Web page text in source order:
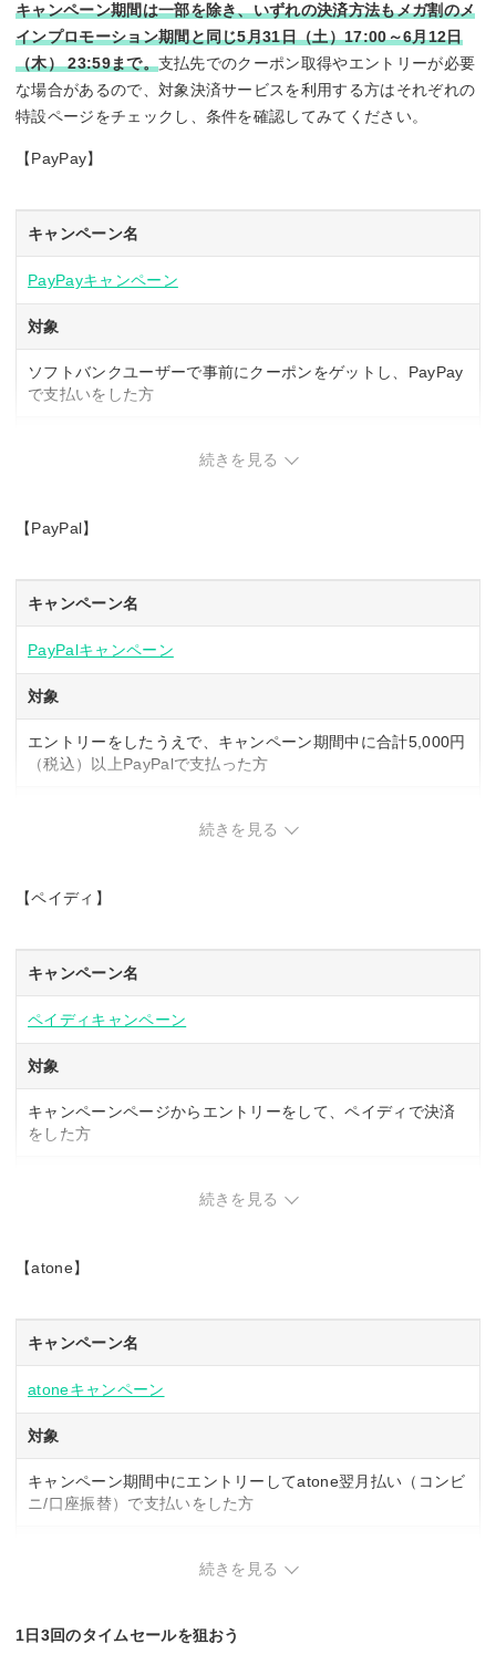
キャンペーン期間は一部を除き、いずれの決済方法もメガ割のメ
インプロモーション期間と同じ5月31日（土）17:00～6月12日
（木） 23:59まで。支払先でのクーポン取得やエントリーが必要
な場合があるので、対象決済サービスを利用する方はそれぞれの
特設ページをチェックし、条件を確認してみてください。
【PayPay】
キャンペーン名
PayPayキャンペーン
対象
ソフトバンクユーザーで事前にクーポンをゲットし、PayPay
で支払いをした方
得、利用してPayPayで支払うと支払金額の最大10%相当の
得、利用してPayPayクレジットで支払うと支払金額の最大
利用上限
期間中1回
付与上限
続きを見る
【PayPal】
キャンペーン名
PayPalキャンペーン
対象
エントリーをしたうえで、キャンペーン期間中に合計5,000円
（税込）以上PayPalで支払った方
かの金額のPayPalクーポンをプレゼント
金額が3倍になる
続きを見る
【ペイディ】
キャンペーン名
ペイディキャンペーン
対象
キャンペーンページからエントリーをして、ペイディで決済
をした方
かの金額をペイディでキャッシュバック
続きを見る
【atone】
キャンペーン名
atoneキャンペーン
対象
キャンペーン期間中にエントリーしてatone翌月払い（コンビ
ニ/口座振替）で支払いをした方
続きを見る
1日3回のタイムセールを狙おう